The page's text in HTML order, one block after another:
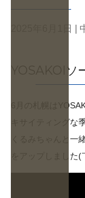
2025年6月1日 |
YOSAKOI
6月の札幌は
キサイティングな
くるみちゃんと一
をアップしました(